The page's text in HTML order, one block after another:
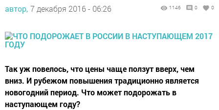
автор, 7 декабря 2016 - 06:26 1146 0 0
Так уж повелось, что цены чаще ползут вверх, чем
вниз. И рубежом повышения традиционно является
новогодний период. Что может подорожать в
наступающем году?